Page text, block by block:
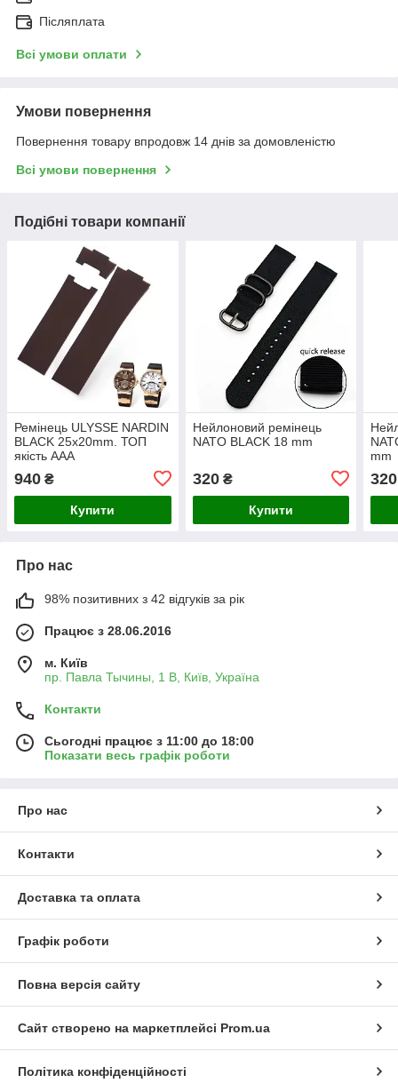
Післяплата
Всі умови оплати
Умови повернення
Повернення товару впродовж 14 днів за домовленістю
Всі умови повернення
Подібні товари компанії
Ремінець ULYSSE NARDIN
BLACK 25x20mm. ТОП
якість AAA
940 ₴
Купити
Нейлоновий ремінець
NATO BLACK 18 mm
320₴
Купити
mm
320
Про нас
98% позитивних з 42 відгуків за рік
Працює з 28.06.2016
м. Київ
пр. Павла Тычины, 1 В, Київ, Україна
Контакти
Сьогодні працює з 11:00 до 18:00
Показати весь графік роботи
Про нас
Контакти
Доставка та оплата
Графік роботи
Повна версія сайту
Сайт створено на маркетплейсі Prom.ua
Політика конфіденційності